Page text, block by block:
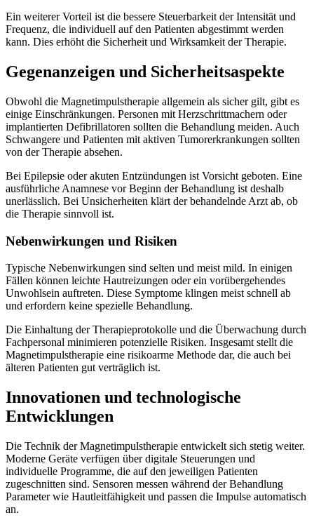
Ein weiterer Vorteil ist die bessere Steuerbarkeit der Intensität und
Frequenz, die individuell auf den Patienten abgestimmt werden
kann. Dies erhöht die Sicherheit und Wirksamkeit der Therapie.
Gegenanzeigen und Sicherheitsaspekte
Obwohl die Magnetimpulstherapie allgemein als sicher gilt, gibt es
einige Einschränkungen. Personen mit Herzschrittmachern oder
implantierten Defibrillatoren sollten die Behandlung meiden. Auch
Schwangere und Patienten mit aktiven Tumorerkrankungen sollten
von der Therapie absehen.
Bei Epilepsie oder akuten Entzündungen ist Vorsicht geboten. Eine
ausführliche Anamnese vor Beginn der Behandlung ist deshalb
unerlässlich. Bei Unsicherheiten klärt der behandelnde Arzt ab, ob
die Therapie sinnvoll ist.
Nebenwirkungen und Risiken
Typische Nebenwirkungen sind selten und meist mild. In einigen
Fällen können leichte Hautreizungen oder ein vorübergehendes
Unwohlsein auftreten. Diese Symptome klingen meist schnell ab
und erfordern keine spezielle Behandlung.
Die Einhaltung der Therapieprotokolle und die Überwachung durch
Fachpersonal minimieren potenzielle Risiken. Insgesamt stellt die
Magnetimpulstherapie eine risikoarme Methode dar, die auch bei
älteren Patienten gut verträglich ist.
Innovationen und technologische
Entwicklungen
Die Technik der Magnetimpulstherapie entwickelt sich stetig weiter.
Moderne Geräte verfügen über digitale Steuerungen und
individuelle Programme, die auf den jeweiligen Patienten
zugeschnitten sind. Sensoren messen während der Behandlung
Parameter wie Hautleitfähigkeit und passen die Impulse automatisch
an.